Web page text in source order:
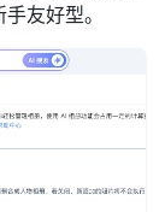
友好型。